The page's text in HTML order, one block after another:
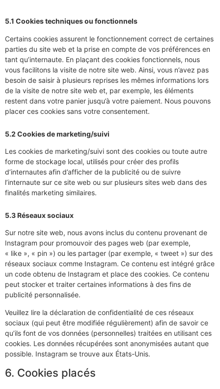
5.1 Cookies techniques ou fonctionnels
Certains cookies assurent le fonctionnement correct de certaines
parties du site web et la prise en compte de vos préférences en
tant qu’internaute. En plaçant des cookies fonctionnels, nous
vous facilitons la visite de notre site web. Ainsi, vous n’avez pas
besoin de saisir à plusieurs reprises les mêmes informations lors
de la visite de notre site web et, par exemple, les éléments
restent dans votre panier jusqu’à votre paiement. Nous pouvons
placer ces cookies sans votre consentement.
5.2 Cookies de marketing/suivi
Les cookies de marketing/suivi sont des cookies ou toute autre
forme de stockage local, utilisés pour créer des profils
d’internautes afin d’afficher de la publicité ou de suivre
l’internaute sur ce site web ou sur plusieurs sites web dans des
finalités marketing similaires.
5.3 Réseaux sociaux
Sur notre site web, nous avons inclus du contenu provenant de
Instagram pour promouvoir des pages web (par exemple,
« like », « pin ») ou les partager (par exemple, « tweet ») sur des
réseaux sociaux comme Instagram. Ce contenu est intégré grâce
un code obtenu de Instagram et place des cookies. Ce contenu
peut stocker et traiter certaines informations à des fins de
publicité personnalisée.
Veuillez lire la déclaration de confidentialité de ces réseaux
sociaux (qui peut être modifiée régulièrement) afin de savoir ce
qu’ils font de vos données (personnelles) traitées en utilisant ces
cookies. Les données récupérées sont anonymisées autant que
possible. Instagram se trouve aux États-Unis.
6. Cookies placés